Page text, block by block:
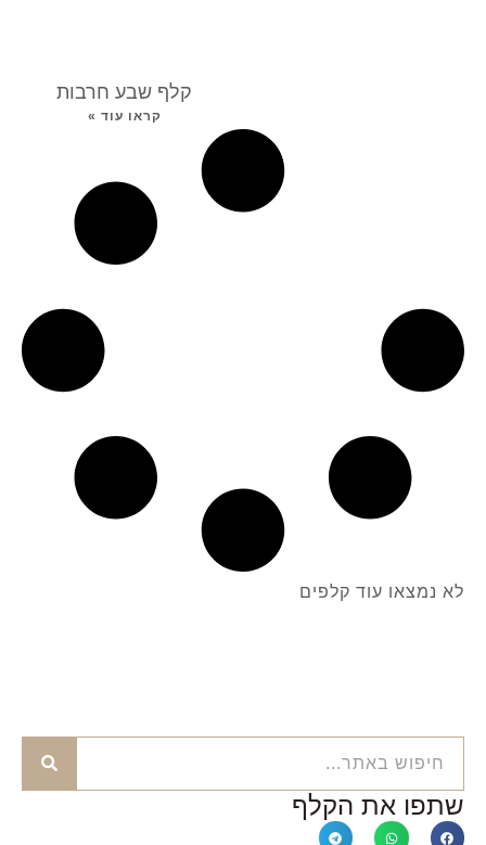
קלף שבע חרבות
קראו עוד »
לא נמצאו עוד קלפים
שתפו את הקלף